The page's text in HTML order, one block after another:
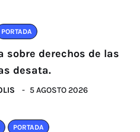
PORTADA
sobre derechos de las
desata.
5 AGOSTO 2026
PORTADA